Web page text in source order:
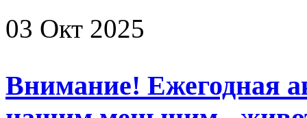
03 Окт 2025
Внимание! Ежегодная